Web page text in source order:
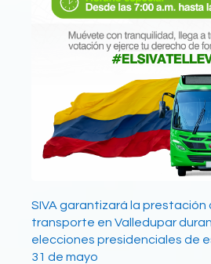
SIVA garantizará la prestación
transporte en Valledupar
elecciones presidenciales de
31 de mayo